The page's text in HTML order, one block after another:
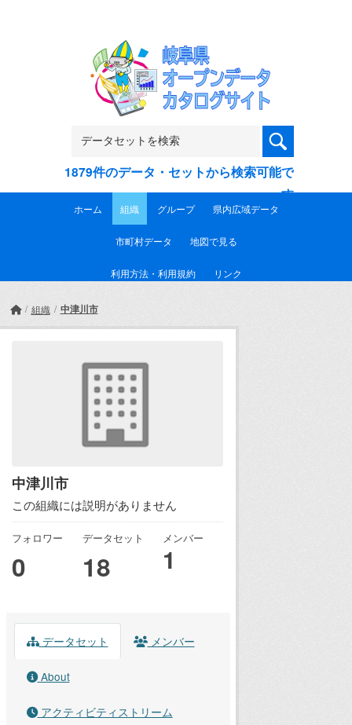
1879件のデータ・セットから検索可能で
す
ホーム 組織 グループ 県内広域データ
市町村データ 地図で見る
利用方法・利用規約 リンク
組織 中津川市
中津川市
この組織には説明がありません
フォロワー
0
データセット
18
メンバー
1
データセット メンバー
About
アクティビティストリーム